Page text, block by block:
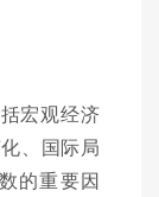
宏观经济
、国际局
的重要因